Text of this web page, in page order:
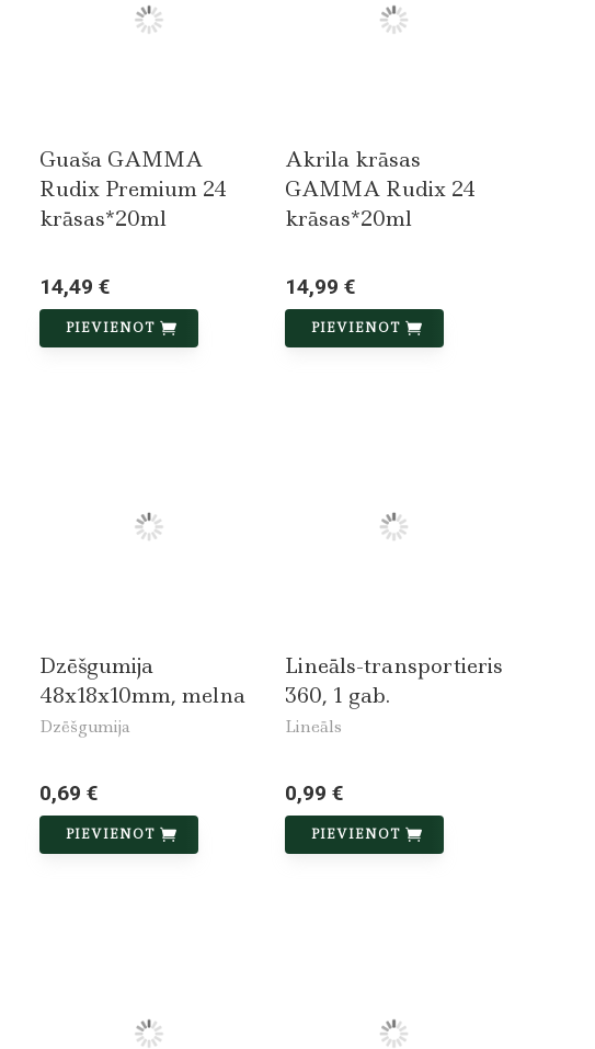
Guaša GAMMA
Rudix Premium 24
krāsas*20ml
14,49 €
PIEVIENOT
Akrila krāsas
GAMMA Rudix 24
krāsas*20ml
14,99 €
PIEVIENOT
Dzēšgumija
48x18x10mm, melna
Dzēšgumija
0,69 €
PIEVIENOT
Lineāls-transportieris
360, 1 gab.
Lineāls
0,99 €
PIEVIENOT